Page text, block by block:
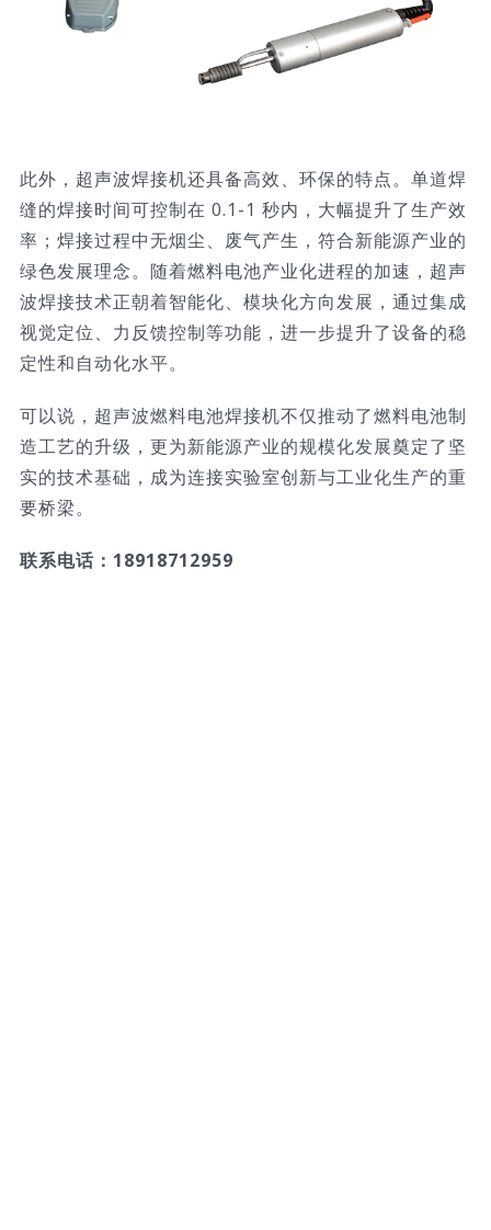
此外，超声波焊接机还具备高效、环保的特点。单道焊
缝的焊接时间可控制在 0.1-1 秒内，大幅提升了生产效
率；焊接过程中无烟尘、废气产生，符合新能源产业的
绿色发展理念。随着燃料电池产业化进程的加速，超声
波焊接技术正朝着智能化、模块化方向发展，通过集成
视觉定位、力反馈控制等功能，进一步提升了设备的稳
定性和自动化水平。
可以说，超声波燃料电池焊接机不仅推动了燃料电池制
造工艺的升级，更为新能源产业的规模化发展奠定了坚
实的技术基础，成为连接实验室创新与工业化生产的重
要桥梁。
联系电话：18918712959